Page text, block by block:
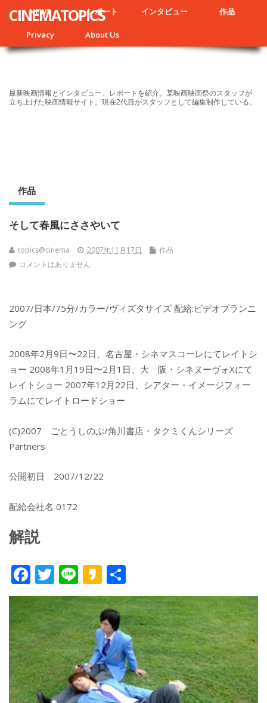
NEWS レポート インタビュー 作品
Privacy About Us
CINEMATOPICS
最新映画情報とインタビュー、レポートを紹介。某映画映画祭のスタッフが
立ち上げた映画情報サイト。現在2代目がスタッフとして編集制作している。
作品
そして春風にささやいて
topics@cinema 2007年11月17日
作品
コメントはありません
2007/日本/75分/カラー/ヴィズタサイズ 配給:ビデオプランニ
ング
2008年2月9日〜22日、名古屋・シネマスコーレにてレイトシ
ョー 2008年1月19日〜2月1日、大 阪・シネヌーヴォXにて
レイトショー 2007年12月22日、シアター・イメージフォー
ラムにてレイトロードショー
(C)2007 ごとうしのぶ/角川書店・タクミくんシリーズ
Partners
公開初日 2007/12/22
配給会社名 0172
解説
F
ac
e
b
o
o
k
T
w
itt
er
Li
n
e
K
a
k
a
o
有